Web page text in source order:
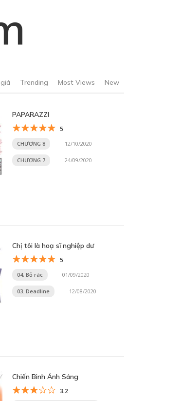
Trending Most Views New
PAPARAZZI
5
CHƯƠNG 8 12/10/2020
CHƯƠNG 7 24/09/2020
Chị tôi là hoạ sĩ nghiệp dư
5
04. Bỏ rác 01/09/2020
03. Deadline 12/08/2020
Chiến Binh Ánh Sáng
3.2